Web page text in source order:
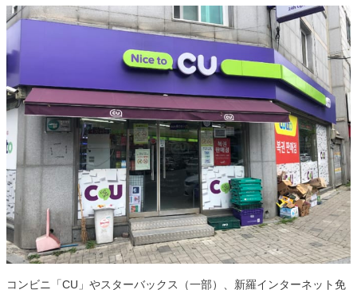
コンビニ「CU」やスターバックス（一部）、新羅インターネット免